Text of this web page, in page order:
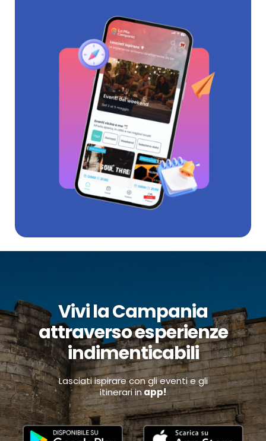
Vivi la Campania
attraverso esperienze
indimenticabili
Lasciati ispirare con gli eventi e gli
itinerari inapp!